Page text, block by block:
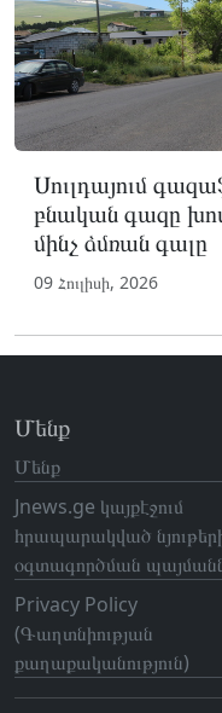
Սուլդայում
բնական գազը
մինչ ձմռան գալը
09 Հուլիսի, 2026
Մենք
Մենք
Jnews.ge կայքէջում
հրապարակված
օգտագործման
Privacy Policy
(Գաղտնիության
քաղաքականություն)